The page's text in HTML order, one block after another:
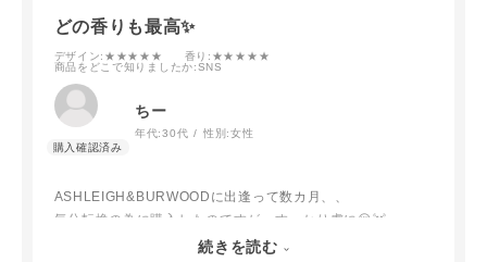
どの香りも最高✨️
デザイン:★★★★★ 香り :★★★★★
商品をどこで知りましたか:SNS
ちー
年代:30代 性別:女性
ASHLEIGH&BURWOODに出逢って数カ月、、
気分転換の為に購入したのてすが、すっかり虜に😌💓
その日の気分でオイルをかえたり出来るのでセットだとお得
続きを読む